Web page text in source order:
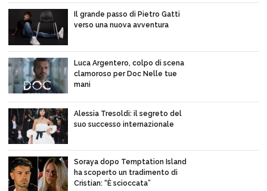
Il grande passo di Pietro Gatti
verso una nuova avventura
Luca Argentero, colpo di scena
clamoroso per Doc Nelle tue
mani
Alessia Tresoldi: il segreto del
suo successo internazionale
Soraya dopo Temptation Island
ha scoperto un tradimento di
Cristian: “È scioccata”